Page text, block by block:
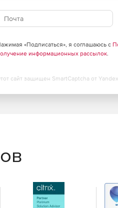
«Подписаться», я соглашаюсь с
информационных рассылок.
сайт защищен SmartCaptcha от